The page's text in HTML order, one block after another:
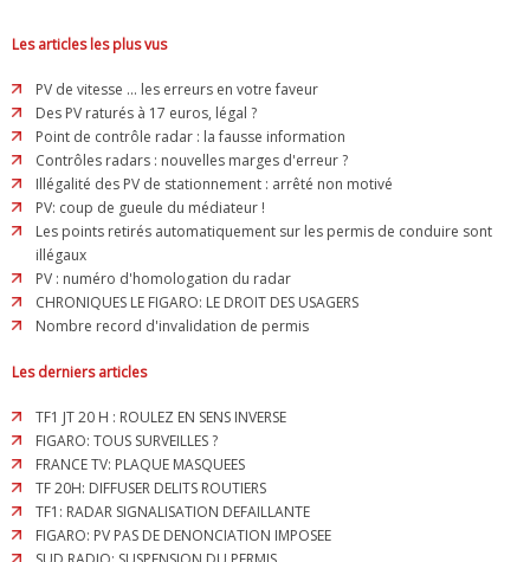
Les articles les plus vus
PV de vitesse ... les erreurs en votre faveur
Des PV raturés à 17 euros, légal ?
Point de contrôle radar : la fausse information
Contrôles radars : nouvelles marges d'erreur ?
Illégalité des PV de stationnement : arrêté non motivé
PV: coup de gueule du médiateur !
Les points retirés automatiquement sur les permis de conduire sont
illégaux
PV : numéro d'homologation du radar
CHRONIQUES LE FIGARO: LE DROIT DES USAGERS
Nombre record d'invalidation de permis
Les derniers articles
TF1 JT 20 H : ROULEZ EN SENS INVERSE
FIGARO: TOUS SURVEILLES ?
FRANCE TV: PLAQUE MASQUEES
TF 20H: DIFFUSER DELITS ROUTIERS
TF1: RADAR SIGNALISATION DEFAILLANTE
FIGARO: PV PAS DE DENONCIATION IMPOSEE